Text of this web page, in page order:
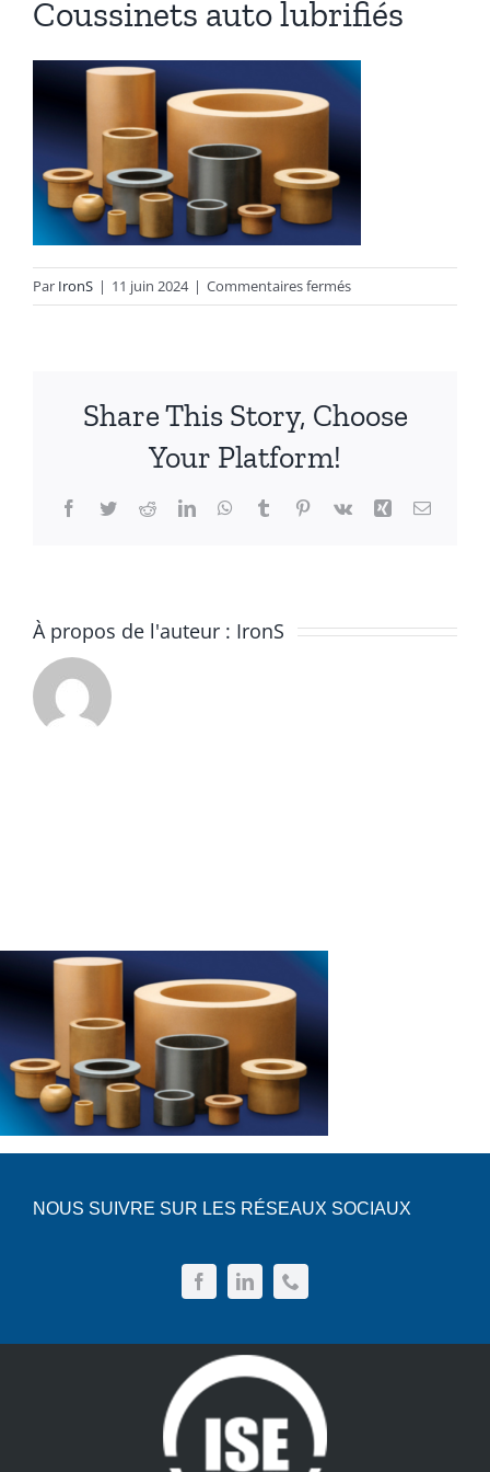
Autres produits
News
Devis
Français
Coussinets auto lubrifiés
Par IronS | 11 juin 2024 | Commentaires ferméssur
Coussinets
Share This Story, Choose
Your Platform!
Facebook
TwitterRedditLinkedInWhatsApp
TumblrPinterest
Vk Xing Email
À propos de l'auteur : IronS
NOUS SUIVRE SUR LES RÉSEAUX SOCIAUX